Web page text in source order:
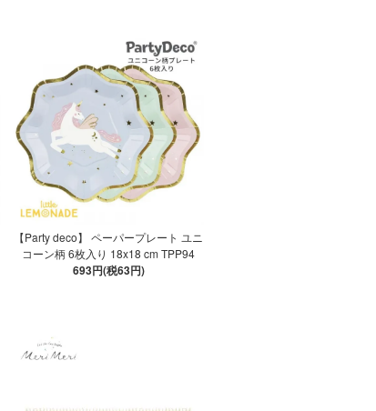
【Party deco】 ペーパープレート ユニ
コーン柄 6枚入り 18x18 cm TPP94
693円(税63円)